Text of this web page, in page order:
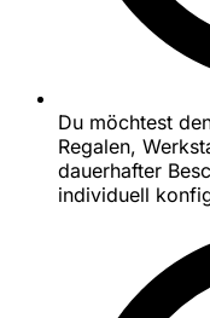
Du möchtest
Regalen,
dauerhafter
individuell